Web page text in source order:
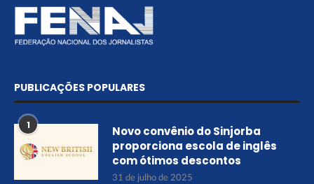
PUBLICAÇÕES POPULARES
1
Novo convênio do Sinjorba
proporciona escola de inglês
com ótimos descontos
31 de julho de 2025